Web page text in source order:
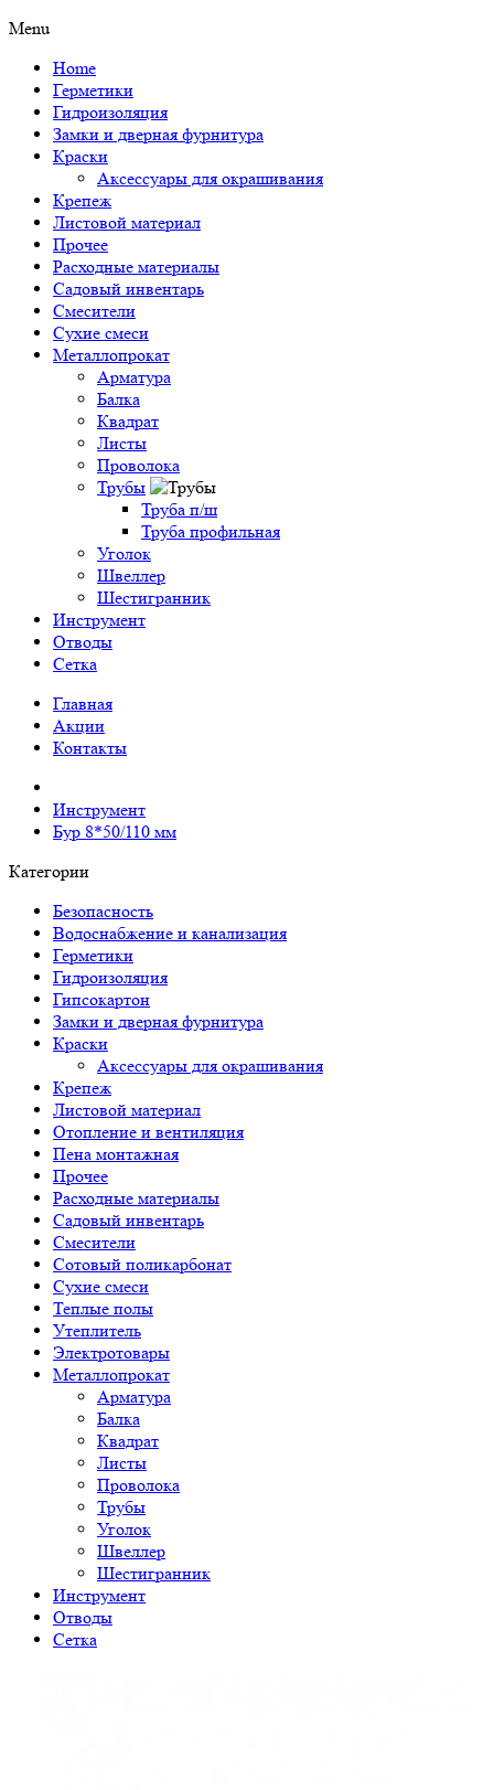
Menu
Home
Герметики
Гидроизоляция
Замки и дверная фурнитура
Краски
Аксессуары для окрашивания
Крепеж
Листовой материал
Прочее
Расходные материалы
Садовый инвентарь
Смесители
Сухие смеси
Металлопрокат
Арматура
Балка
Квадрат
Листы
Проволока
Трубы
Труба п/ш
Труба профильная
Уголок
Швеллер
Шестигранник
Инструмент
Отводы
Сетка
Главная
Акции
Контакты
Инструмент
Бур 8*50/110 мм
Категории
Безопасность
Водоснабжение и канализация
Герметики
Гидроизоляция
Гипсокартон
Замки и дверная фурнитура
Краски
Аксессуары для окрашивания
Крепеж
Листовой материал
Отопление и вентиляция
Пена монтажная
Прочее
Расходные материалы
Садовый инвентарь
Смесители
Сотовый поликарбонат
Сухие смеси
Теплые полы
Утеплитель
Электротовары
Металлопрокат
Арматура
Балка
Квадрат
Листы
Проволока
Трубы
Уголок
Швеллер
Шестигранник
Инструмент
Отводы
Сетка